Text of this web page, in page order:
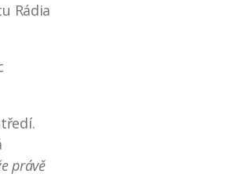
Rádia
právě